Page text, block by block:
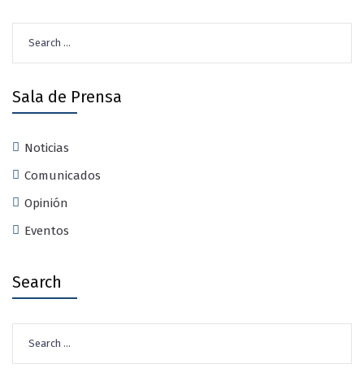
for:
Sala de Prensa
Noticias
Comunicados
Opinión
Eventos
Search
for: